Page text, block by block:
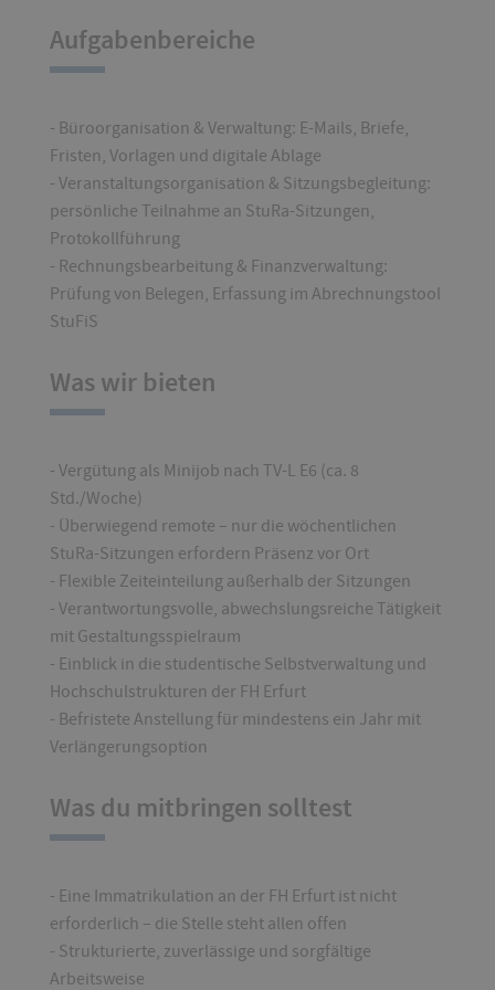
Aufgabenbereiche
- Büroorganisation & Verwaltung: E-Mails, Briefe,
Fristen, Vorlagen und digitale Ablage
- Veranstaltungsorganisation & Sitzungsbegleitung:
persönliche Teilnahme an StuRa-Sitzungen,
Protokollführung
- Rechnungsbearbeitung & Finanzverwaltung:
Prüfung von Belegen, Erfassung im Abrechnungstool
StuFiS
Was wir bieten
- Vergütung als Minijob nach TV-L E6 (ca. 8
Std./Woche)
- Überwiegend remote – nur die wöchentlichen
StuRa-Sitzungen erfordern Präsenz vor Ort
- Flexible Zeiteinteilung außerhalb der Sitzungen
- Verantwortungsvolle, abwechslungsreiche Tätigkeit
mit Gestaltungsspielraum
- Einblick in die studentische Selbstverwaltung und
Hochschulstrukturen der FH Erfurt
- Befristete Anstellung für mindestens ein Jahr mit
Verlängerungsoption
Was du mitbringen solltest
- Eine Immatrikulation an der FH Erfurt ist nicht
erforderlich – die Stelle steht allen offen
- Strukturierte, zuverlässige und sorgfältige
Arbeitsweise